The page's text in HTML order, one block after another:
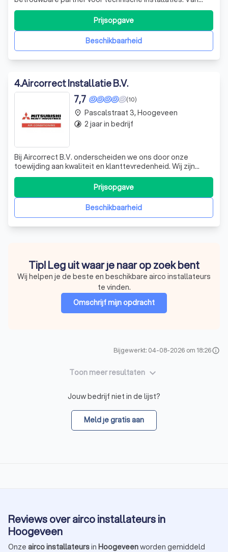
elektrotechniek tot werktuigbouwkunde, wij bieden een
totaalpakket dat gebouwen comfortabeler en duurzamer
maakt. Heb je hulp nodig? Vraag vandaag nog een gratis
offerte aan en ontdek wat wij voor jou
Beschikbaarheid
Prijsopgave
4.Aircorrect Installatie B.V.
(10)
7,7
Bij Aircorrect B.V. onderscheiden we ons door onze
toewijding aan kwaliteit en klanttevredenheid. Wij zijn
gespecialiseerd in het installeren en onderhouden van
airconditioningsystemen, waarbij we gebruikmaken van de
nieuwste technologieën en technieken. Ons team van
ervaren professionals staat klaa
Beschikbaarheid
Prijsopgave
place Pascalstraat 3, Hoogeveen
timelapse 2 jaar in bedrijf
Tip! Leg uit waar je naar op zoek bent
Wij helpen je de beste en beschikbare airco installateurs
te vinden.
Omschrijf mijn opdracht
Bijgewerkt: 04-08-2026 om 18:26info
Toon meer resultaten keyboard_arrow_down
Jouw bedrijf niet in de lijst?
Meld je gratis aan
Reviews over airco installateurs in
Hoogeveen
Onze airco installateursin Hoogeveenworden gemiddeld